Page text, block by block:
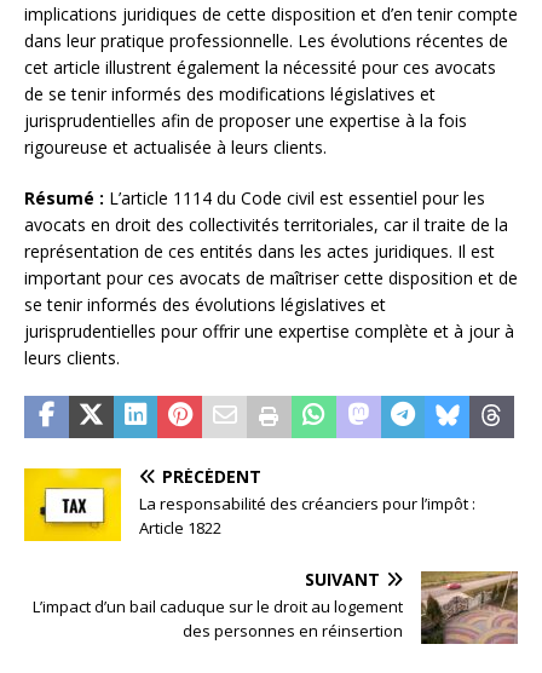
implications juridiques de cette disposition et d’en tenir compte
dans leur pratique professionnelle. Les évolutions récentes de
cet article illustrent également la nécessité pour ces avocats
de se tenir informés des modifications législatives et
jurisprudentielles afin de proposer une expertise à la fois
rigoureuse et actualisée à leurs clients.
Résumé : L’article 1114 du Code civil est essentiel pour les
avocats en droit des collectivités territoriales, car il traite de la
représentation de ces entités dans les actes juridiques. Il est
important pour ces avocats de maîtriser cette disposition et de
se tenir informés des évolutions législatives et
jurisprudentielles pour offrir une expertise complète et à jour à
leurs clients.
PRÉCÉDENT
La responsabilité des créanciers pour l’impôt :
Article 1822
SUIVANT
L’impact d’un bail caduque sur le droit au logement
des personnes en réinsertion